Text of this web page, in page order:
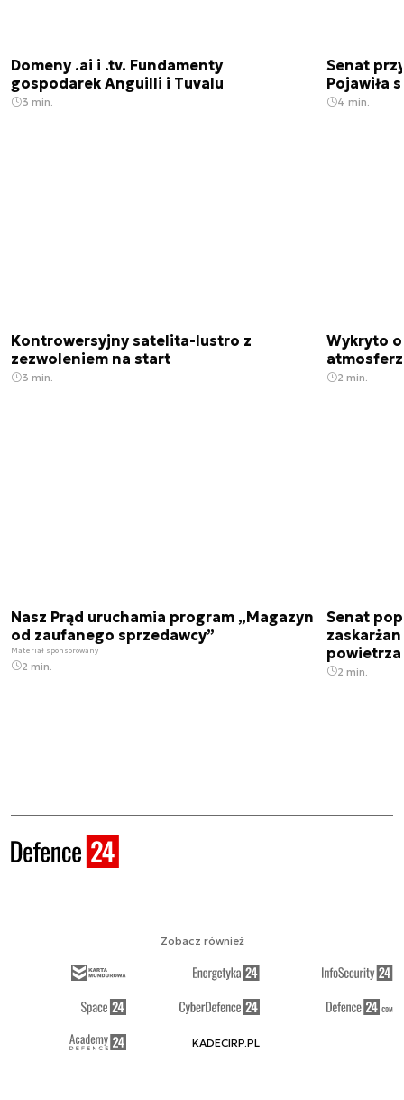
Domeny .ai i .tv. Fundamenty
gospodarek Anguilli i Tuvalu
3 min.
Senat
Pojawiła
4 min.
Kontrowersyjny satelita-lustro z
zezwoleniem na start
3 min.
Wykryto
2 min.
Nasz Prąd uruchamia program „Magazyn
od zaufanego sprzedawcy”
Materiał sponsorowany
2 min.
Senat
powietrza
2 min.
Zobacz również
KADECIRP.PL